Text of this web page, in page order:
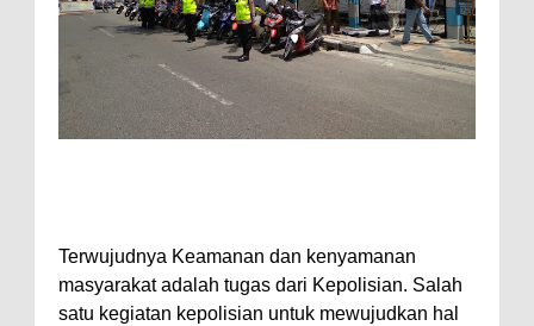
Terwujudnya Keamanan dan kenyamanan
masyarakat adalah tugas dari Kepolisian. Salah
satu kegiatan kepolisian untuk mewujudkan hal